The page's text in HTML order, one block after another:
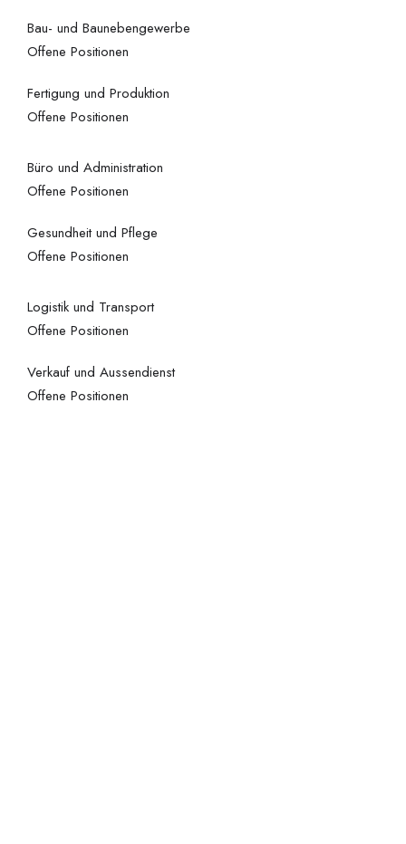
Bau- und Baunebengewerbe
Offene Positionen
Fertigung und Produktion
Offene Positionen
Büro und Administration
Offene Positionen
Gesundheit und Pflege
Offene Positionen
Logistik und Transport
Offene Positionen
Verkauf und Aussendienst
Offene Positionen